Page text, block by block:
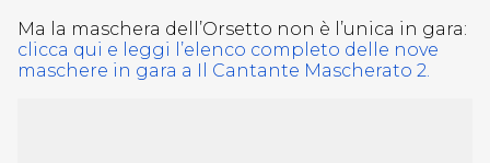
Ma la maschera dell’Orsetto non è l’unica in gara:
clicca qui e leggi l’elenco completo delle nove
maschere in gara a Il Cantante Mascherato 2.